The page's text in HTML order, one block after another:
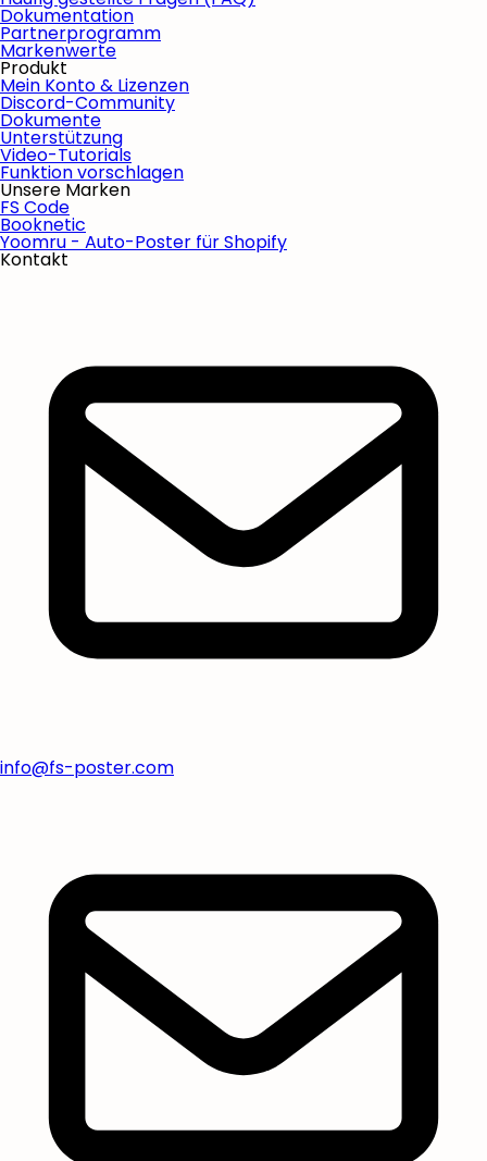
Dokumentation
Partnerprogramm
Markenwerte
Produkt
Mein Konto & Lizenzen
Discord-Community
Dokumente
Unterstützung
Video-Tutorials
Funktion vorschlagen
Unsere Marken
FS Code
Booknetic
Yoomru - Auto-Poster für Shopify
Kontakt
info@fs-poster.com